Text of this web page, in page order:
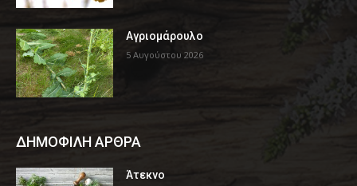
Αγριομάρουλο
5 Αυγούστου 2026
ΔΗΜΟΦΙΛΗ ΑΡΘΡΑ
Άτεκνο